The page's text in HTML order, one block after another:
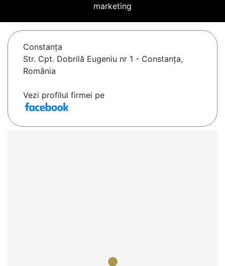
marketing
Constanţa
Str. Cpt. Dobrilă Eugeniu nr 1 - Constanța,
România
Vezi profilul firmei pe